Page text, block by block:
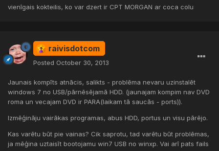
vienīgais kokteilis, ko var dzert ir CPT MORGAN ar coca colu
raivisdotcom
Posted October 30, 2013
Jaunais kompīts atnācis, salikts - problēma nevaru uzinstalēt
windows 7 no USB/pārnēsējamā HDD. (jaunajam kompim nav DVD
roma un vecajam DVD ir PARA(laikam tā saucās - ports)).
Izmēģināju vairākas programas, abus HDD, portus un visu pārējo.
Kas varētu būt pie vainas? Cik saprotu, tad varētu būt problēmas,
ja mēģina uztaisīt bootojamu win7 USB no winxp. Vai arī pats fails